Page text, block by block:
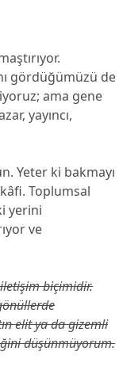
gördüğümüzü de
ama gene
yayıncı,
Yeter ki bakmayı
Toplumsal
yerini
ve
iletişim biçimidir.
elit ya da gizemli
düşünmüyorum.